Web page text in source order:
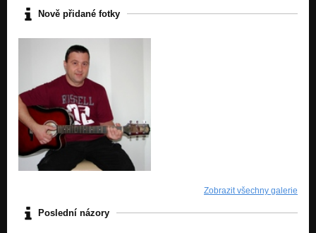
Nově přidané fotky
Zobrazit všechny galerie
Poslední názory